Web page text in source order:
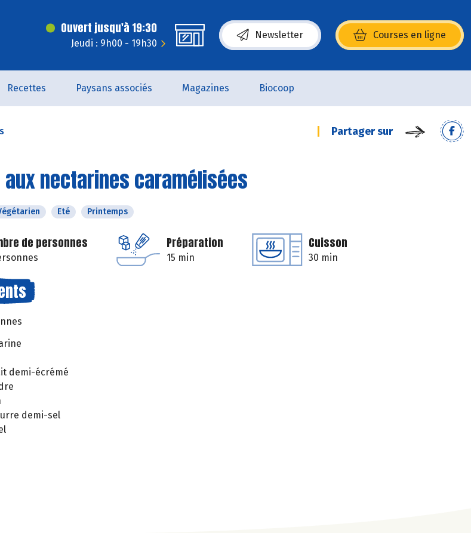
Ouvert jusqu'à 19:30
Jeudi : 9h00 - 19h30
Newsletter Courses en ligne
(s’ouvre dans une nouvelle fenêtre)
Recettes Paysans associés Magazines Biocoop
Partager sur
aux nectarines caramélisées
Eté Printemps
de personnes Préparation
15 min
Cuisson
30 min
demi-écrémé
demi-sel